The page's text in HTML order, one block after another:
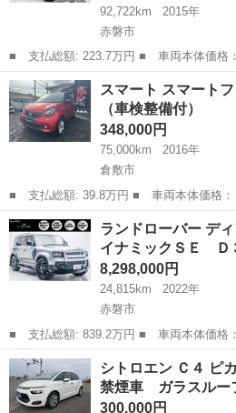
92,722km
2015年
赤磐市
■ 支払総額: 223.7万円 ■ 車両本体価格： 2,098,000 円 ■ メーカ
ー名： クライスラー・ジープ ■ 車種名
ンリミテッド ■ グレード名： サハラ
セグＴＶ...
岡山 赤磐市 その他
スマート スマート
（車検整備付）
348,000円
75,000km
2016年
倉敷市
■ 支払総額: 39.8万円 ■ 車両本体価格： 348,000 円 ■ メーカー
名： スマート ■ 車種名： スマートフ
名： パッション ■ 排気量： 1000cc
ッ...
岡山 倉敷市 その他
ランドローバー デ
イナミックＳＥ
8,298,000円
24,815km
2022年
赤磐市
■ 支払総額: 839.2万円 ■ 車両本体価格： 8,298,000 円 ■ メーカ
ー名： ランドローバー ■ 車種名： デ
名： １１０Ｘ－ダイナミックＳＥ Ｄ
スペンシ...
岡山 赤磐市 その他
シトロエン Ｃ４ ピ
禁煙車 ガラスル
300,000円